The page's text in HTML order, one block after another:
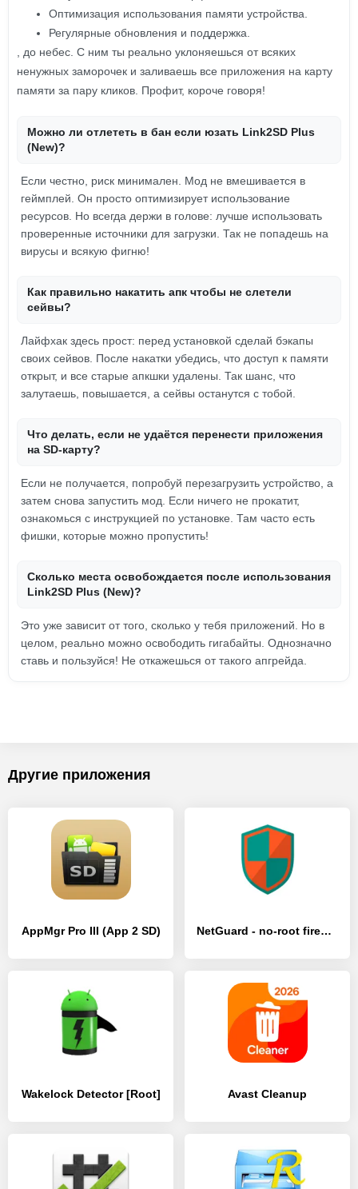
Оптимизация использования памяти устройства.
Регулярные обновления и поддержка.
, до небес. С ним ты реально уклоняешься от всяких
ненужных заморочек и заливаешь все приложения на карту
памяти за пару кликов. Профит, короче говоря!
Можно ли отлететь в бан если юзать Link2SD Plus
(New)?
Если честно, риск минимален. Мод не вмешивается в
геймплей. Он просто оптимизирует использование
ресурсов. Но всегда держи в голове: лучше использовать
проверенные источники для загрузки. Так не попадешь на
вирусы и всякую фигню!
Как правильно накатить апк чтобы не слетели
сейвы?
Лайфхак здесь прост: перед установкой сделай бэкапы
своих сейвов. После накатки убедись, что доступ к памяти
открыт, и все старые апкшки удалены. Так шанс, что
залутаешь, повышается, а сейвы останутся с тобой.
Что делать, если не удаётся перенести приложения
на SD-карту?
Если не получается, попробуй перезагрузить устройство, а
затем снова запустить мод. Если ничего не прокатит,
ознакомься с инструкцией по установке. Там часто есть
фишки, которые можно пропустить!
Сколько места освобождается после использования
Link2SD Plus (New)?
Это уже зависит от того, сколько у тебя приложений. Но в
целом, реально можно освободить гигабайты. Однозначно
ставь и пользуйся! Не откажешься от такого апгрейда.
Другие приложения
AppMgr Pro III (App 2 SD) NetGuard - no-root firewall
Wakelock Detector [Root] Avast Cleanup